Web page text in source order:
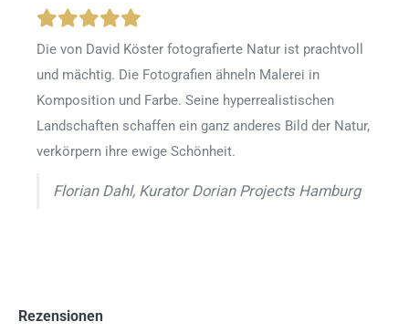
Die von David Köster fotografierte Natur ist prachtvoll
und mächtig. Die Fotografien ähneln Malerei in
Komposition und Farbe. Seine hyperrealistischen
Landschaften schaffen ein ganz anderes Bild der Natur,
verkörpern ihre ewige Schönheit.
Florian Dahl, Kurator Dorian Projects Hamburg
Rezensionen